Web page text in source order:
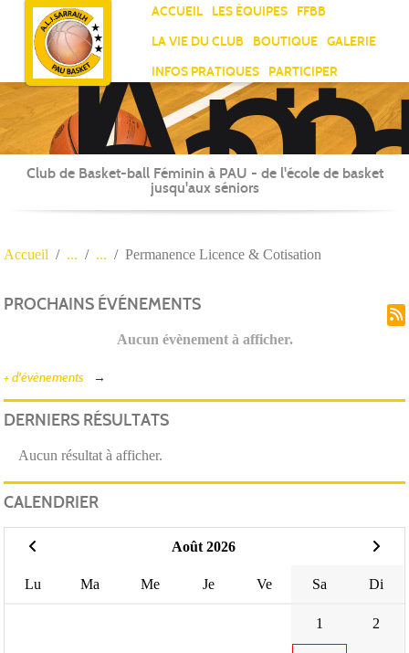
ACCUEIL LES ÉQUIPES
FFBB
LA VIE DU CLUB
BOUTIQUE
GALERIE
INFOS PRATIQUES
PARTICIPER
Club de Basket-ball Féminin à PAU - de l'école de basket
jusqu'aux séniors
Accueil Permanence Licence & Cotisation
PROCHAINS ÉVÉNEMENTS
Aucun évènement à afficher.
+ d'évènements
DERNIERS RÉSULTATS
Aucun résultat à afficher.
CALENDRIER
Août 2026
Lu Ma Me Je Ve Sa Di
1 2
Panneau de gestion des cookies